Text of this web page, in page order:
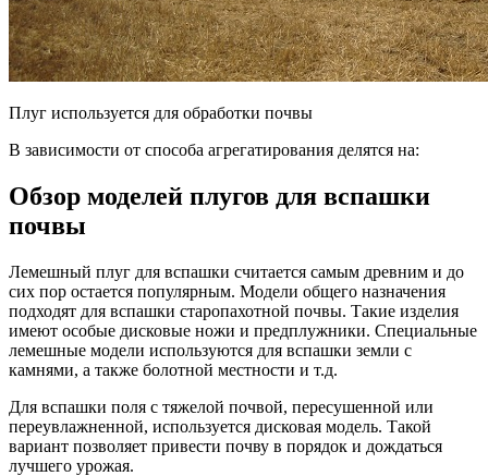
Плуг используется для обработки почвы
В зависимости от способа агрегатирования делятся на:
Обзор моделей плугов для вспашки
почвы
Лемешный плуг для вспашки считается самым древним и до
сих пор остается популярным. Модели общего назначения
подходят для вспашки старопахотной почвы. Такие изделия
имеют особые дисковые ножи и предплужники. Специальные
лемешные модели используются для вспашки земли с
камнями, а также болотной местности и т.д.
Для вспашки поля с тяжелой почвой, пересушенной или
переувлажненной, используется дисковая модель. Такой
вариант позволяет привести почву в порядок и дождаться
лучшего урожая.